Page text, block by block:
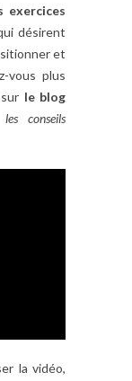
exercices
désirent
et
vous plus
le blog
conseils
la vidéo,